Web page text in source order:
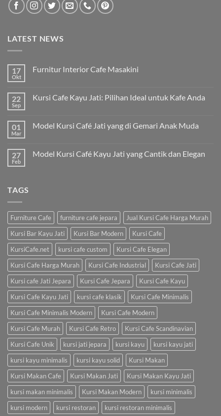
LATEST NEWS
17
Okt
Furnitur Interior Cafe Masakini
22
Sep
Kursi Cafe Kayu Jati: Pilihan Ideal untuk Kafe Anda
01
Mar
Model Kursi Café Jati yang di Gemari Anak Muda
27
Feb
Model Kursi Café Kayu Jati yang Cantik dan Elegan
TAGS
Furniture Cafe furniture cafe jepara
Jual Kursi Cafe Harga Murah
Kursi Bar Kayu Jati
Kursi Bar Modern
Kursi Cafe
KursiCafe.net
kursi cafe custom
Kursi Cafe Elegan
Kursi Cafe Harga Murah
Kursi Cafe Industrial
Kursi Cafe Jati
Kursi cafe Jati Jepara
Kursi Cafe Jepara
Kursi Cafe Kayu
Kursi Cafe Kayu Jati
kursi cafe klasik
Kursi Cafe Minimalis
Kursi Cafe Minimalis Modern
Kursi Cafe Modern
Kursi Cafe Murah
Kursi Cafe Retro
Kursi Cafe Scandinavian
Kursi Cafe Unik
kursi jati jepara kursi kayu
kursi kayu jati
kursi kayu minimalis
kursi kayu solid
Kursi Makan
Kursi Makan Cafe
Kursi Makan Jati
Kursi Makan Kayu Jati
kursi makan minimalis
Kursi Makan Modern
kursi minimalis
kursi modern
kursi restoran kursi restoran minimalis